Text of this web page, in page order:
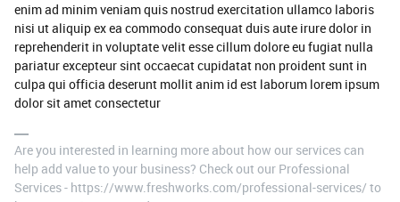
enim ad minim veniam quis nostrud exercitation ullamco laboris
nisi ut aliquip ex ea commodo consequat duis aute irure dolor in
reprehenderit in voluptate velit esse cillum dolore eu fugiat nulla
pariatur excepteur sint occaecat cupidatat non proident sunt in
culpa qui officia deserunt mollit anim id est laborum lorem ipsum
dolor sit amet consectetur
Are you interested in learning more about how our services can
help add value to your business? Check out our Professional
Services - https://www.freshworks.com/professional-services/ to